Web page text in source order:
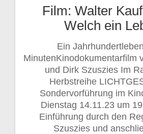
Film: Walter
Welch ein
Ein
MinutenKinodokumentarfilm
und Dirk Szuszies Im
Herbstreihe
Sondervorführung im
Dienstag 14.11.23 um
Einführung durch den
Szuszies und